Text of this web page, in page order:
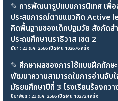
✎ การพัฒนารูปแบบการนิเทศ เพื่
ประสบการณ์ตามแนวคิด Active
คิดพื้นฐานของเด็กปฐมวัย สังกัดส
ประถมศึกษานราธิวาส เขต 2
มีนา : 23 ธ.ค. 2566 เปิดอ่าน 102676 ครั้ง
✎ ศึกษาผลของการใช้แบบฝึกทักษ
พัฒนาความสามารถในการอ่านจับ
มัธยมศึกษาปีที่ 3 โรงเรียนร้องกว
ปิยาพัชร : 23 ธ.ค. 2566 เปิดอ่าน 102724 ครั้ง